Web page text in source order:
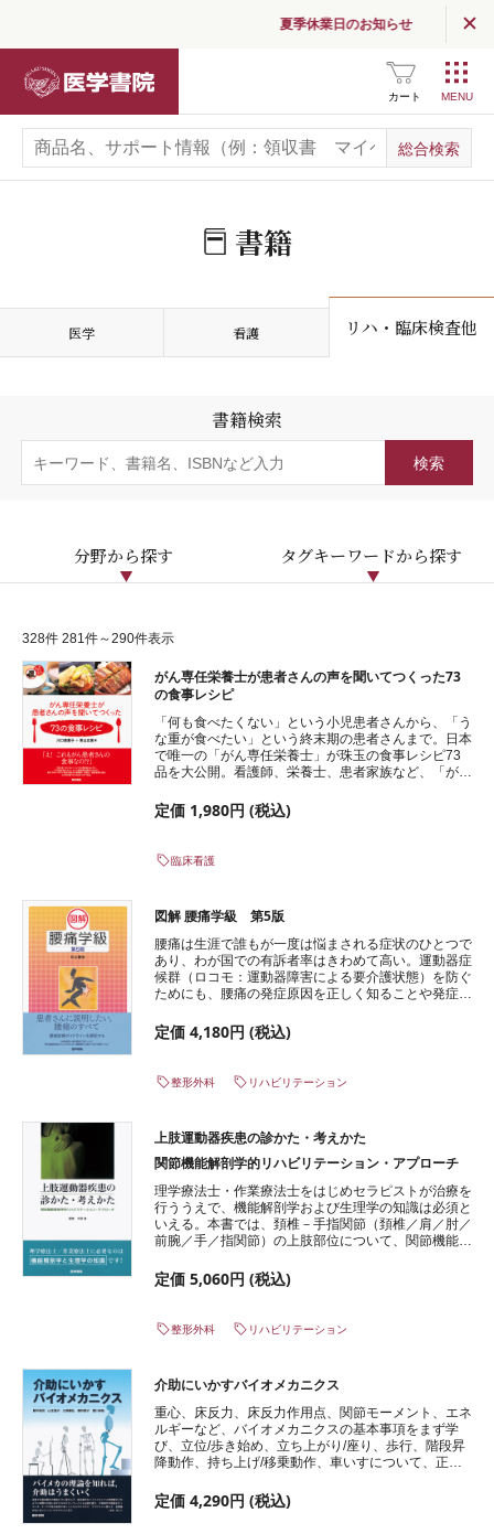
夏季休業日のお知らせ
カート
書籍
医学 看護 リハ・臨床検査他
書籍検索
分野から探す タグキーワードから探す
328件 281件～290件表示
がん専任栄養士が患者さんの声を聞いてつくった73
の食事レシピ
「何も食べたくない」という小児患者さんから、「う
な重が食べたい」という終末期の患者さんまで。日本
で唯一の「がん専任栄養士」が珠玉の食事レシピ73
品を大公開。看護師、栄養士、患者家族など、「がん
満載。
定価 1,980円 (税込)
臨床看護
図解 腰痛学級 第5版
腰痛は生涯で誰もが一度は悩まされる症状のひとつで
あり、わが国での有訴者率はきわめて高い。運動器症
候群（ロコモ：運動器障害による要介護状態）を防ぐ
ためにも、腰痛の発症原因を正しく知ることや発症予
なぜ腰を病むのか」「腰痛の予防と治療のポイントは
何か」を患者に説明する際の勘所を、長年腰痛診療に
定価 4,180円 (税込)
整形外科 リハビリテーション
上肢運動器疾患の診かた・考えかた
関節機能解剖学的リハビリテーション・アプローチ
理学療法士・作業療法士をはじめセラピストが治療を
行ううえで、機能解剖学および生理学の知識は必須と
いえる。本書では、頚椎－手指関節（頚椎／肩／肘／
前腕／手／指関節）の上肢部位について、関節機能解
に応じた疼痛解釈や可動域改善を得るためのアプロー
チ方法など、適切な時期に適切な治療を行うための知
定価 5,060円 (税込)
整形外科 リハビリテーション
介助にいかすバイオメカニクス
重心、床反力、床反力作用点、関節モーメント、エネ
ルギーなど、バイオメカニクスの基本事項をまず学
び、立位/歩き始め、立ち上がり/座り、歩行、階段昇
降動作、持ち上げ/移乗動作、車いすについて、正常
その上で、臨床的に遭遇する介助の注意点についてポ
イントを絞って解説。本書で触れているバイオメカニ
定価 4,290円 (税込)